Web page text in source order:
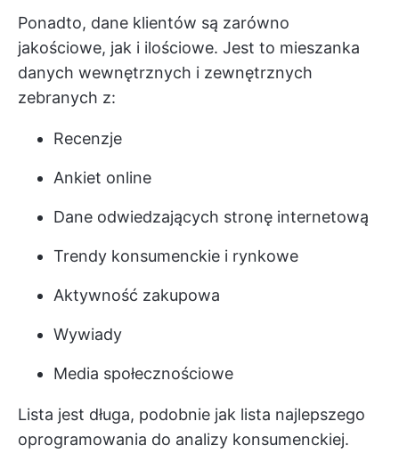
Ponadto, dane klientów są zarówno
jakościowe, jak i ilościowe. Jest to mieszanka
danych wewnętrznych i zewnętrznych
zebranych z:
Recenzje
Ankiet online
Dane odwiedzających stronę internetową
Trendy konsumenckie i rynkowe
Aktywność zakupowa
Wywiady
Media społecznościowe
Lista jest długa, podobnie jak lista najlepszego
oprogramowania do analizy konsumenckiej.